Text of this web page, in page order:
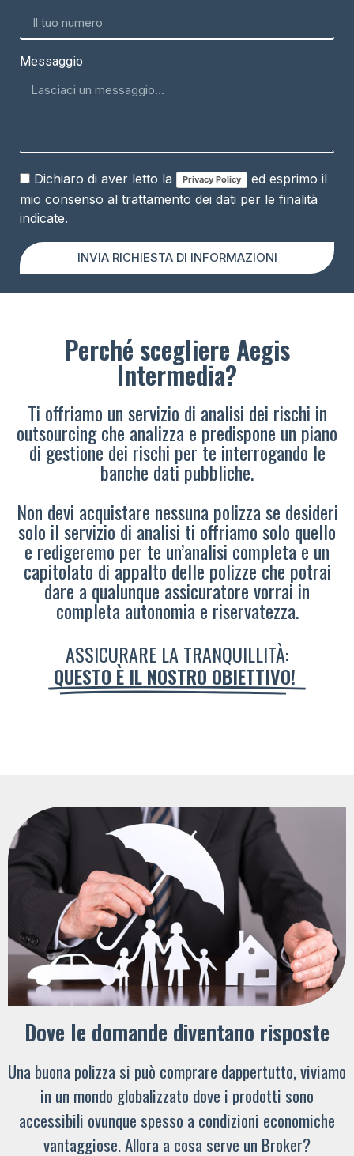
Messaggio
Dichiaro di aver letto la Privacy Policy
ed esprimo il
mio consenso al trattamento dei dati per le finalità
indicate.
INVIA RICHIESTA DI INFORMAZIONI
Perché scegliere Aegis
Intermedia?
Ti offriamo un servizio di analisi dei rischi in
outsourcing che analizza e predispone un piano
di gestione dei rischi per te interrogando le
banche dati pubbliche.
Non devi acquistare nessuna polizza se desideri
solo il servizio di analisi ti offriamo solo quello
e redigeremo per te un’analisi completa e un
capitolato di appalto delle polizze che potrai
dare a qualunque assicuratore vorrai in
completa autonomia e riservatezza.
ASSICURARE LA TRANQUILLITÀ:
QUESTO È IL NOSTRO OBIETTIVO!
Dove le domande diventano risposte
Una buona polizza si può comprare dappertutto, viviamo
in un mondo globalizzato dove i prodotti sono
accessibili ovunque spesso a condizioni economiche
vantaggiose. Allora a cosa serve un Broker?